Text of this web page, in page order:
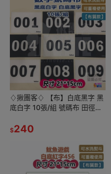
♢揪團客♢ 【布】白底黑字 黑
底白字 10張/組 號碼布 田徑運
客製化 可聊聊 001
$240